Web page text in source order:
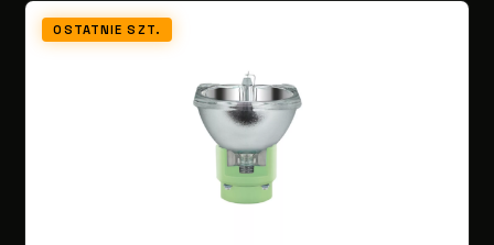
OSTATNIE SZT.